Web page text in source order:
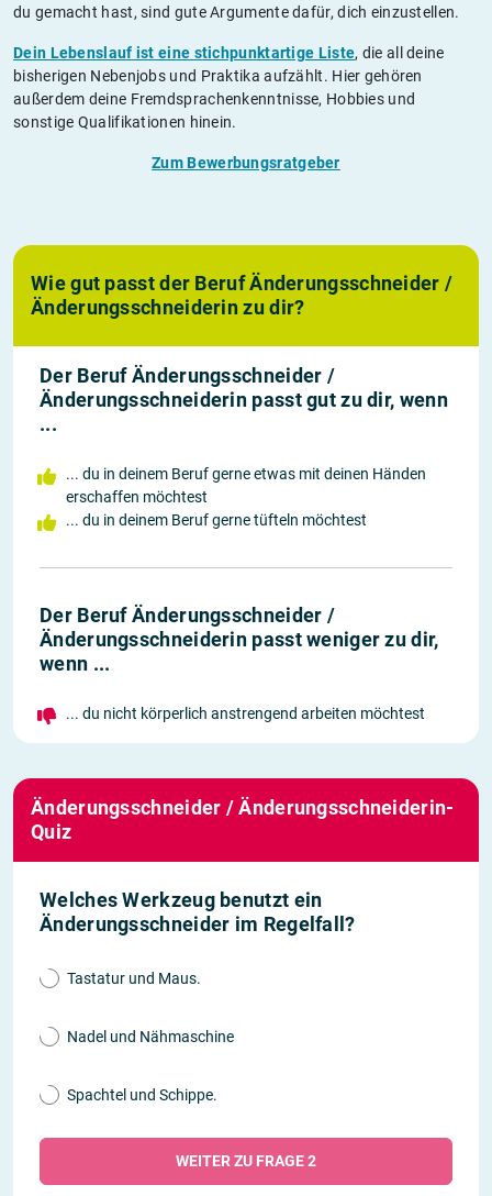
du gemacht hast, sind gute Argumente dafür, dich einzustellen.
Dein Lebenslauf ist eine stichpunktartige Liste, die all deine
bisherigen Nebenjobs und Praktika aufzählt. Hier gehören
außerdem deine Fremdsprachenkenntnisse, Hobbies und
sonstige Qualifikationen hinein.
Zum Bewerbungsratgeber
Wie gut passt der Beruf Änderungsschneider /
Änderungsschneiderin zu dir?
Der Beruf Änderungsschneider /
Änderungsschneiderin passt gut zu dir, wenn
...
... du in deinem Beruf gerne etwas mit deinen Händen
erschaffen möchtest
... du in deinem Beruf gerne tüfteln möchtest
Der Beruf Änderungsschneider /
Änderungsschneiderin passt weniger zu dir,
wenn ...
... du nicht körperlich anstrengend arbeiten möchtest
Änderungsschneider / Änderungsschneiderin-
Quiz
Welches Werkzeug benutzt ein
Änderungsschneider im Regelfall?
Tastatur und Maus.
Nadel und Nähmaschine
Spachtel und Schippe.
WEITER ZU FRAGE 2